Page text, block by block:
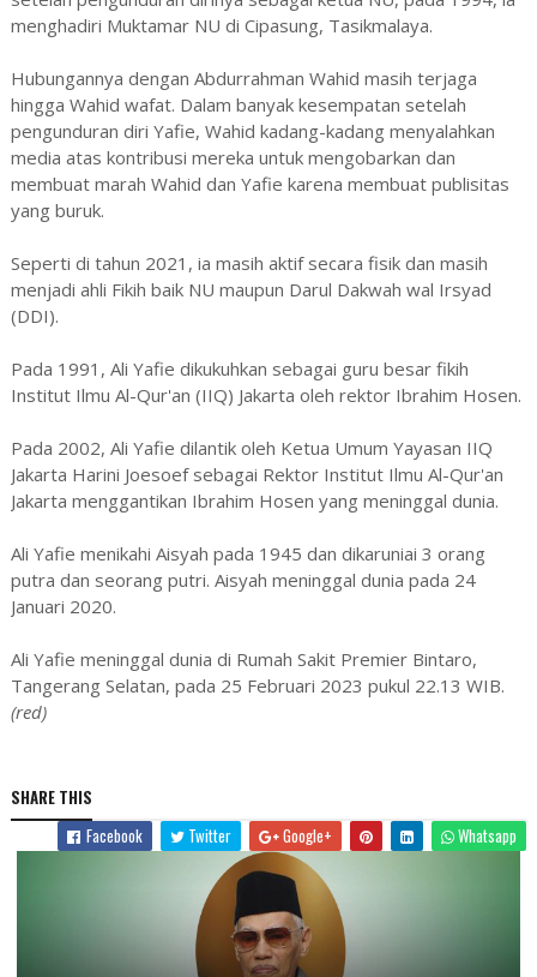
menghadiri Muktamar NU di Cipasung, Tasikmalaya.
Hubungannya dengan Abdurrahman Wahid masih terjaga
hingga Wahid wafat. Dalam banyak kesempatan setelah
pengunduran diri Yafie, Wahid kadang-kadang menyalahkan
media atas kontribusi mereka untuk mengobarkan dan
membuat marah Wahid dan Yafie karena membuat publisitas
yang buruk.
Seperti di tahun 2021, ia masih aktif secara fisik dan masih
menjadi ahli Fikih baik NU maupun Darul Dakwah wal Irsyad
(DDI).
Pada 1991, Ali Yafie dikukuhkan sebagai guru besar fikih
Institut Ilmu Al-Qur'an (IIQ) Jakarta oleh rektor Ibrahim Hosen.
Pada 2002, Ali Yafie dilantik oleh Ketua Umum Yayasan IIQ
Jakarta Harini Joesoef sebagai Rektor Institut Ilmu Al-Qur'an
Jakarta menggantikan Ibrahim Hosen yang meninggal dunia.
Ali Yafie menikahi Aisyah pada 1945 dan dikaruniai 3 orang
putra dan seorang putri. Aisyah meninggal dunia pada 24
Januari 2020.
Ali Yafie meninggal dunia di Rumah Sakit Premier Bintaro,
Tangerang Selatan, pada 25 Februari 2023 pukul 22.13 WIB.
(red)
SHARE THIS
Facebook
Twitter Google+ Whatsapp